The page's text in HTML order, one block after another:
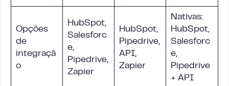
Opções
de
integraçã
o
HubSpot,
Salesforc
e,
Pipedrive,
Zapier
HubSpot,
Pipedrive,
API,
Zapier
Nativas:
HubSpot,
Salesforc
e,
Pipedrive
+ API